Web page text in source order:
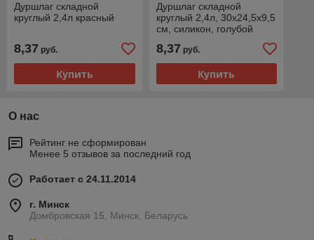
Дуршлаг складной
круглый 2,4л красный
8,37 руб.
Купить
Дуршлаг складной
круглый 2,4л, 30х24,5х9,5
см, силикон, голубой
8,37 руб.
Купить
О нас
Рейтинг не сформирован
Менее 5 отзывов за последний год
Работает с 24.11.2014
г. Минск
Домбровская 15, Минск, Беларусь